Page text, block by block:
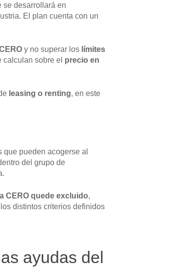
se desarrollará en
El plan cuenta con un
y no superar los límites
sobre el precio en
leasing o renting, en este
pueden acogerse al
del grupo de
CERO quede excluido,
distintos criterios definidos
ayudas del